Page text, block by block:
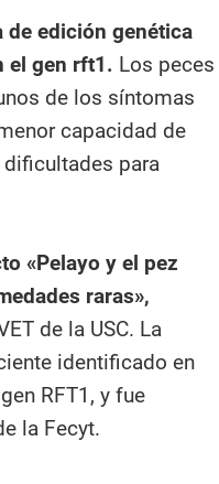
de edición genética
el gen rft1. Los peces
de los síntomas
capacidad de
para
«Pelayo y el pez
raras»,
de la USC. La
identificado en
RFT1, y fue
la Fecyt.